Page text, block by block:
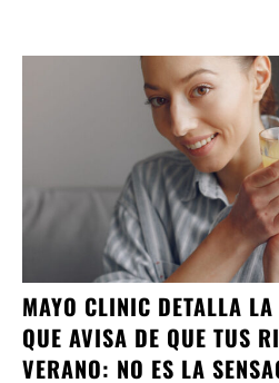
MAYO CLINIC DETALLA
QUE AVISA DE QUE TUS
VERANO: NO ES LA